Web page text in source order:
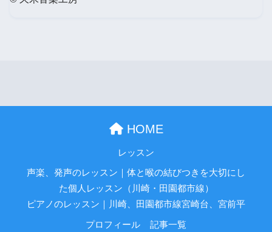
HOME
レッスン
声楽、発声のレッスン｜体と喉の結びつきを大切にし
た個人レッスン（川崎・田園都市線）
ピアノのレッスン｜川崎、田園都市線宮崎台、宮前平
プロフィール 記事一覧